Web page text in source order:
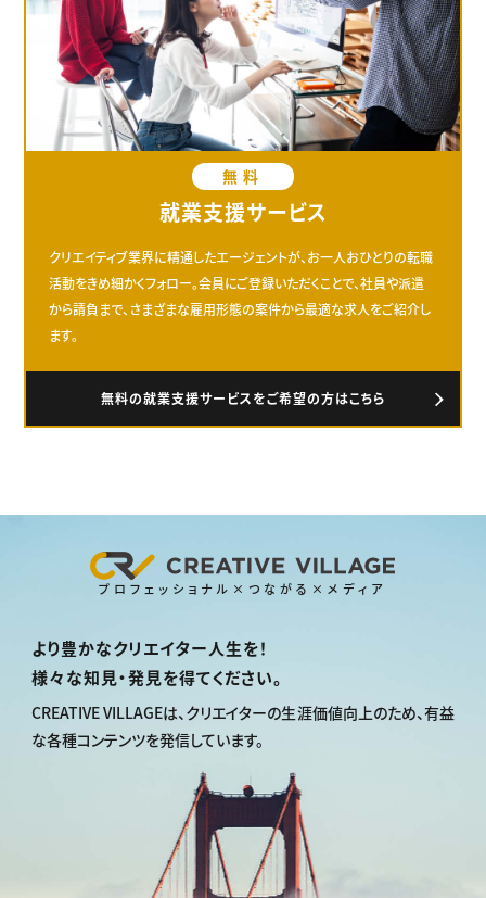
無料
就業支援サービス
クリエイティブ業界に精通したエージェントが、お一人おひとりの転職
活動をきめ細かくフォロー。会員にご登録いただくことで、社員や派遣
から請負まで、さまざまな雇用形態の案件から最適な求人をご紹介し
ます。
無料の就業支援サービスをご希望の方はこちら
プロフェッショナル×つながる×メディア
より豊かなクリエイター人生を！
様々な知見・発見を得てください。
CREATIVE VILLAGEは、クリエイターの生涯価値向上のため、有益
な各種コンテンツを発信しています。